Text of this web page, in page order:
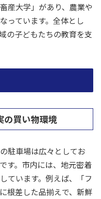
産大学」があり、農業や
っています。全体とし
の子どもたちの教育を支
の買い物環境
駐車場は広々としてお
す。市内には、地元密着
ています。例えば、「フ
根差した品揃えで、新鮮